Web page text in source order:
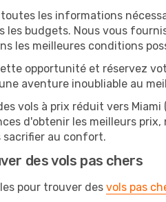
les informations
les budgets. Nous vous
les meilleures conditions
opportunité et réservez
aventure inoubliable au
vols à prix réduit vers
d'obtenir les meilleurs
sacrifier au confort.
des vols pas chers
pour trouver des vols pas